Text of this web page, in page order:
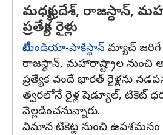
మధ్యప్రదేశ్, రాజస్థాన్,
ప్రత్యేక రైళ్లు
టీమిండియా-పాకిస్థాన్ మ్యాచ్ జరిగే
రాజస్థాన్, మహారాష్ట్రాల నుంచి
ప్రత్యేక వందే భారత్ రైళ్లను
త్వరలోనే రైళ్ల షెడ్యూల్, టికెట్
వెల్లడించనున్నారు.
విమాన టికెట్ల నుంచి ఉపశమనం